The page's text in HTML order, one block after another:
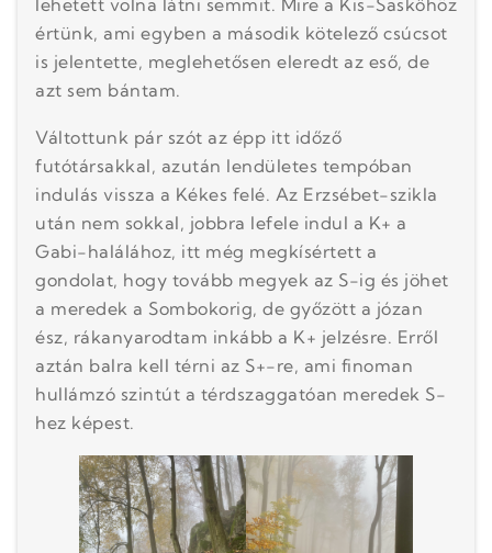
értünk, ami egyben a második kötelező csúcsot
is jelentette, meglehetősen eleredt az eső, de
azt sem bántam.
Váltottunk pár szót az épp itt időző
futótársakkal, azután lendületes tempóban
indulás vissza a Kékes felé. Az Erzsébet-szikla
után nem sokkal, jobbra lefele indul a K+ a
Gabi-halálához, itt még megkísértett a
gondolat, hogy tovább megyek az S-ig és jöhet
a meredek a Sombokorig, de győzött a józan
ész, rákanyarodtam inkább a K+ jelzésre. Erről
aztán balra kell térni az S+-re, ami finoman
hullámzó szintút a térdszaggatóan meredek S-
hez képest.